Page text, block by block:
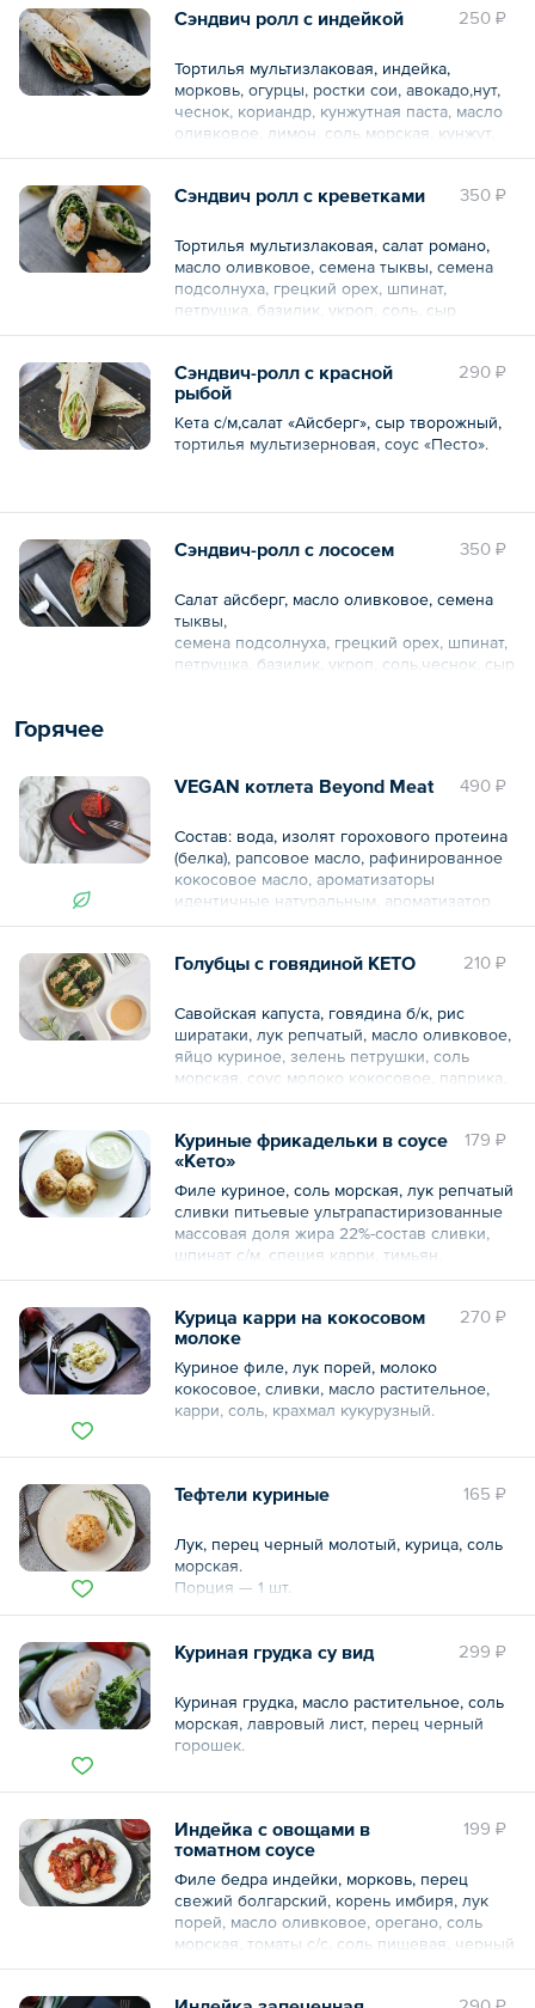
В порции / упаковке:
Белки 11.25
Жиры 7.2
Углеводы 55.5
Ккал 331.5
250 ₽
Сэндвич ролл с индейкой
Тортилья мультизлаковая, индейка,
морковь, огурцы, ростки сои, авокадо,нут,
чеснок, кориандр, кунжутная паста, масло
оливковое, лимон, соль морская, кунжут,
тыква, розмарин, тимьян, масло
Порция — 1 шт.
350 ₽
Сэндвич ролл с креветками
Тортилья мультизлаковая, салат романо,
масло оливковое, семена тыквы, семена
подсолнуха, грецкий орех, шпинат,
петрушка, базилик, укроп, соль, сыр
веганский, чеснок, сыр творожный,
лимонник, чеснок, масло растительное,
паприка сладкая.
Порция — 1 шт.
290 ₽
Сэндвич-ролл с красной
рыбой
Кета с/м,салат «Айсберг», сыр творожный,
тортилья мультизерновая, соус «Песто».
Общий вес – 180 г
350 ₽
Сэндвич-ролл с лососем
Салат айсберг, масло оливковое, семена
тыквы,
семена подсолнуха, грецкий орех, шпинат,
петрушка, базилик, укроп, соль,чеснок, сыр
мультизлаковая (мука пшеничная в/с, вода,
дезодарированное, отруби пшеничные,
семена льна, сахар, разрыхлитель
(гидрокарбонат натрия,е 450), соль (соль,
агент антислеживающий е 536), глютен
пшеничный, эмульгатор е471, регулятор
Общий вес – 180 г
Горячее
490 ₽
VEGAN котлета Beyond Meat
Состав: вода, изолят горохового протеина
(белка), рапсовое масло, рафинированное
кокосовое масло, ароматизаторы
идентичные натуральным, ароматизатор
коптильный, клетчатка (эмульгатор Е460),
гуммиарабик (стабилизатор Е414),
(загуститель Е1401), экстракт дрожжей
(ароматизатор), соль, подсолнечное масло,
сухие дрожжи, аскорбиновая кислота
(антиокислитель Е300), уксусная кислота
кукурузный крахмал (загуститель Е1400),
яблочный экстракт, концентрат лимонного
Общий вес – 100 г
210 ₽
Голубцы с говядиной КЕТО
Савойская капуста, говядина б/к, рис
ширатаки, лук репчатый, масло оливковое,
яйцо куриное, зелень петрушки, соль
морская, соус молоко кокосовое, паприка,
соль морская.
КБЖУ: 125/10,7/8,2/2,1
Общий вес – 120 г
179 ₽
Куриные фрикадельки в соусе
«Kето»
Филе куриное, соль морская, лук репчатый
сливки питьевые ультрапастиризованные
массовая доля жира 22%-состав сливки,
шпинат с/м, специя карри, тимьян.
КБЖУ: 136,5/20,6/5,2/1,7
Условия хранения: от +2 до +6
Аллергены: лактоза.
Порция — 3 шт.
270 ₽
Курица карри на кокосовом
молоке
Куриное филе, лук порей, молоко
кокосовое, сливки, масло растительное,
карри, соль, крахмал кукурузный.
165 ₽
Тефтели куриные
Лук, перец черный молотый, курица, соль
морская.
Порция — 1 шт.
299 ₽
Куриная грудка су вид
Куриная грудка, масло растительное, соль
морская, лавровый лист, перец черный
горошек.
Общий вес – 170 г
199 ₽
Индейка с овощами в
томатном соусе
Филе бедра индейки, морковь, перец
свежий болгарский, корень имбиря, лук
порей, масло оливковое, орегано, соль
морская, томаты с/с, соль пищевая, черный
молотый перец, сахар тростниковый,